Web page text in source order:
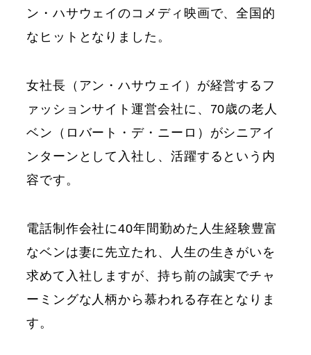
ン・ハサウェイのコメディ映画で、全国的
なヒットとなりました。
女社長（アン・ハサウェイ）が経営するフ
ァッションサイト運営会社に、70歳の老人
ベン（ロバート・デ・ニーロ）がシニアイ
ンターンとして入社し、活躍するという内
容です。
電話制作会社に40年間勤めた人生経験豊富
なベンは妻に先立たれ、人生の生きがいを
求めて入社しますが、持ち前の誠実でチャ
ーミングな人柄から慕われる存在となりま
す。